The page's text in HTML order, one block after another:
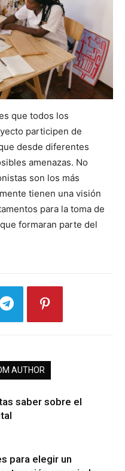
que todos los
participen de
desde diferentes
amenazas. No
son los más
tienen una visión
para la toma de
formaran parte del
AUTHOR
saber sobre el
para elegir un